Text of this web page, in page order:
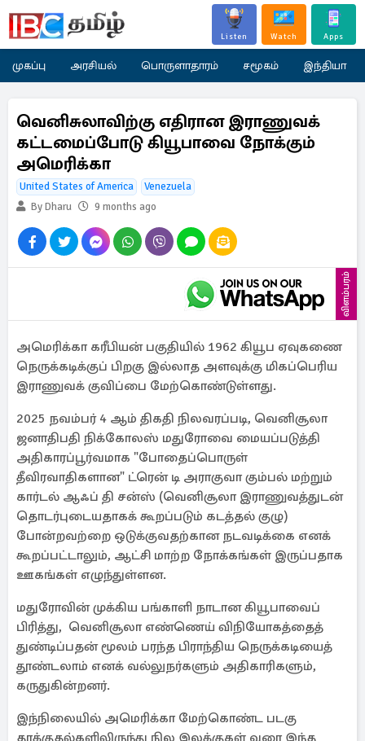
Listen Watch Apps
முகப்பு அரசியல் பொருளாதாரம் சமூகம் இந்தியா
வெனிசுலாவிற்கு எதிரான இராணுவக்
கட்டமைப்போடு கியூபாவை நோக்கும்
அமெரிக்கா
United States of America
Venezuela
By Dharu
9 months ago
விளம்பரம்
அமெரிக்கா கரீபியன் பகுதியில் 1962 கியூப ஏவுகணை
நெருக்கடிக்குப் பிறகு இல்லாத அளவுக்கு மிகப்பெரிய
இராணுவக் குவிப்பை மேற்கொண்டுள்ளது.
2025 நவம்பர் 4 ஆம் திகதி நிலவரப்படி, வெனிசூலா
ஜனாதிபதி நிக்கோலஸ் மதுரோவை மையப்படுத்தி
அதிகாரப்பூர்வமாக "போதைப்பொருள்
தீவிரவாதிகளான" ட்ரென் டி அராகுவா கும்பல் மற்றும்
கார்டல் ஆஃப் தி சன்ஸ் (வெனிசூலா இராணுவத்துடன்
தொடர்புடையதாகக் கூறப்படும் கடத்தல் குழு)
போன்றவற்றை ஒடுக்குவதற்கான நடவடிக்கை எனக்
கூறப்பட்டாலும், ஆட்சி மாற்ற நோக்கங்கள் இருப்பதாக
ஊகங்கள் எழுந்துள்ளன.
மதுரோவின் முக்கிய பங்காளி நாடான கியூபாவைப்
பிரித்து, வெனிசூலா எண்ணெய் விநியோகத்தைத்
துண்டிப்பதன் மூலம் பரந்த பிராந்திய நெருக்கடியைத்
தூண்டலாம் எனக் வல்லுநர்களும் அதிகாரிகளும்,
கருதுகின்றனர்.
இந்நிலையில் அமெரிக்கா மேற்கொண்ட படகு
தாக்குதல்களிலிருந்து நில இலக்குகள் வரை இந்த